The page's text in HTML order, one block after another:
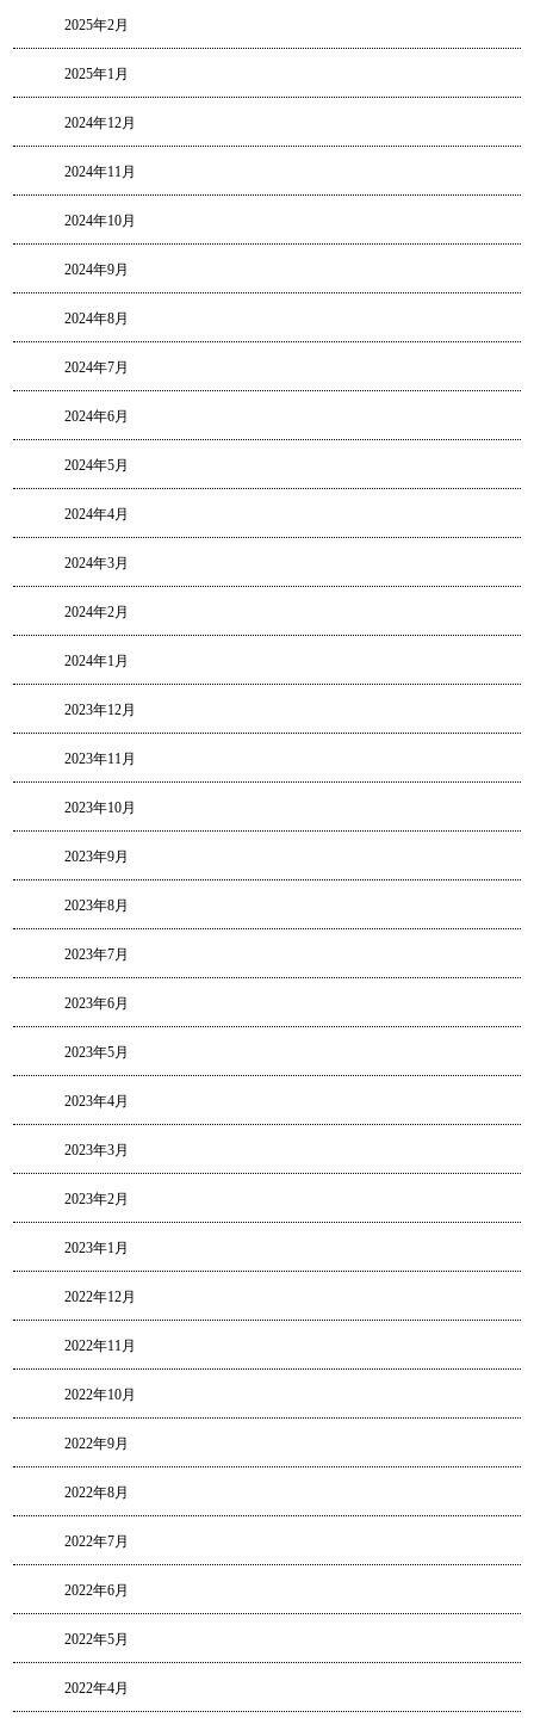
2025年2月
2025年1月
2024年12月
2024年11月
2024年10月
2024年9月
2024年8月
2024年7月
2024年6月
2024年5月
2024年4月
2024年3月
2024年2月
2024年1月
2023年12月
2023年11月
2023年10月
2023年9月
2023年8月
2023年7月
2023年6月
2023年5月
2023年4月
2023年3月
2023年2月
2023年1月
2022年12月
2022年11月
2022年10月
2022年9月
2022年8月
2022年7月
2022年6月
2022年5月
2022年4月